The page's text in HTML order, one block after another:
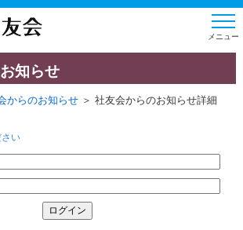
知らせ
からのお知らせ＞ 社友会からのお知らせ詳細
い